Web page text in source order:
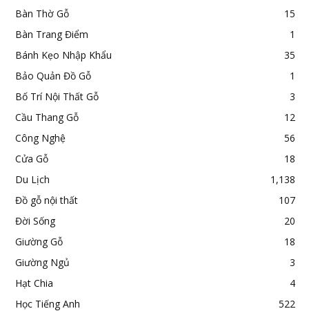
Bàn Thờ Gỗ
15
Bàn Trang Điểm
1
Bánh Kẹo Nhập Khẩu
35
Bảo Quản Đồ Gỗ
1
Bố Trí Nội Thất Gỗ
3
Cầu Thang Gỗ
12
Công Nghệ
56
Cửa Gỗ
18
Du Lịch
1,138
Đồ gỗ nội thất
107
Đời Sống
20
Giường Gỗ
18
Giường Ngủ
3
Hạt Chia
4
Học Tiếng Anh
522